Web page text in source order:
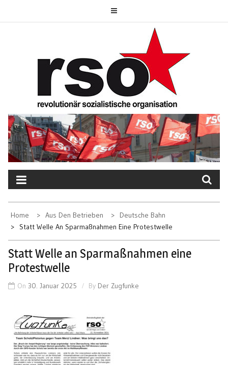
to
REVOLUTIONÄR
SOZIALISTISCHE
ORGANISATION
Home Aus Den Betrieben
Deutsche Bahn
Statt Welle An Sparmaßnahmen Eine Protestwelle
Statt Welle an Sparmaßnahmen eine
Protestwelle
On 30. Januar 2025 By Der Zugfunke